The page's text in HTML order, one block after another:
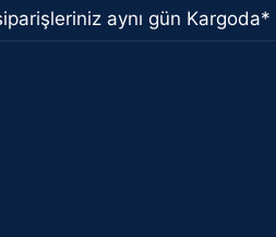
aynı gün Kargoda*